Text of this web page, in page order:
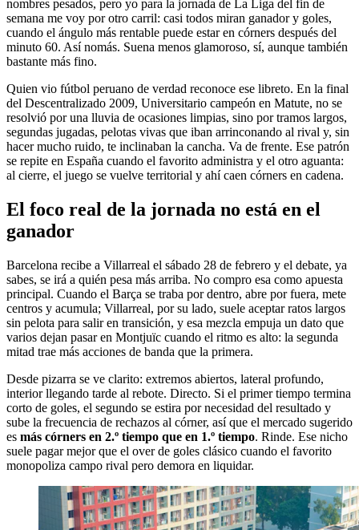
nombres pesados, pero yo para la jornada de La Liga del fin de
semana me voy por otro carril: casi todos miran ganador y goles,
cuando el ángulo más rentable puede estar en córners después del
minuto 60. Así nomás. Suena menos glamoroso, sí, aunque también
bastante más fino.
Quien vio fútbol peruano de verdad reconoce ese libreto. En la final
del Descentralizado 2009, Universitario campeón en Matute, no se
resolvió por una lluvia de ocasiones limpias, sino por tramos largos,
segundas jugadas, pelotas vivas que iban arrinconando al rival y, sin
hacer mucho ruido, te inclinaban la cancha. Va de frente. Ese patrón
se repite en España cuando el favorito administra y el otro aguanta:
al cierre, el juego se vuelve territorial y ahí caen córners en cadena.
El foco real de la jornada no está en el
ganador
Barcelona recibe a Villarreal el sábado 28 de febrero y el debate, ya
sabes, se irá a quién pesa más arriba. No compro esa como apuesta
principal. Cuando el Barça se traba por dentro, abre por fuera, mete
centros y acumula; Villarreal, por su lado, suele aceptar ratos largos
sin pelota para salir en transición, y esa mezcla empuja un dato que
varios dejan pasar en Montjuïc cuando el ritmo es alto: la segunda
mitad trae más acciones de banda que la primera.
Desde pizarra se ve clarito: extremos abiertos, lateral profundo,
interior llegando tarde al rebote. Directo. Si el primer tiempo termina
corto de goles, el segundo se estira por necesidad del resultado y
sube la frecuencia de rechazos al córner, así que el mercado sugerido
es más córners en 2.º tiempo que en 1.º tiempo. Rinde. Ese nicho
suele pagar mejor que el over de goles clásico cuando el favorito
monopoliza campo rival pero demora en liquidar.